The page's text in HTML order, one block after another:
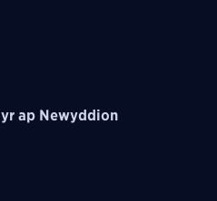
ap Newyddion